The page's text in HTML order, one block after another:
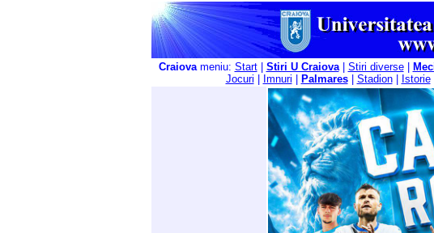
Craiovameniu: Start| Stiri U Craiova| Stiri diverse|
Jocuri
Imnuri Palmares| Stadion| Istorie|